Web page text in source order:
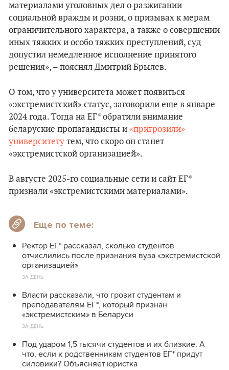
материалами уголовных дел о разжигании
социальной вражды и розни, о призывах к мерам
ограничительного характера, а также о совершении
иных тяжких и особо тяжких преступлений, суд
допустил немедленное исполнение принятого
решения», – пояснял Дмитрий Брылев.
О том, что у университета может появиться
«экстремистский» статус, заговорили еще в январе
2024 года. Тогда на ЕГ* обратили внимание
беларуские пропагандисты и «пригрозили»
университету тем, что скоро он станет
«экстремистской организацией».
В августе 2025-го социальные сети и сайт ЕГ*
признали «экстремистскими материалами».
Еще по теме:
Ректор ЕГ* рассказал, сколько студентов
отчислились после признания вуза «экстремистской
организацией»
ЗА ДЕНЬ
Власти рассказали, что грозит студентам и
преподавателям ЕГ*, который признан
«экстремистским» в Беларуси
ЗА ДЕНЬ
Под ударом 1,5 тысячи студентов и их близкие. А
что, если к родственникам студентов ЕГ* придут
силовики? Объясняет юристка